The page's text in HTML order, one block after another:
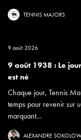
TENNIS MAJORS
9 août 2026
9 août 1938 : Le
est né
Chaque jour, Tennis
temps pour revenir sur
marquant...
ALEXANDRE